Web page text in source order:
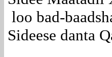
loo bad-
Sideese danta